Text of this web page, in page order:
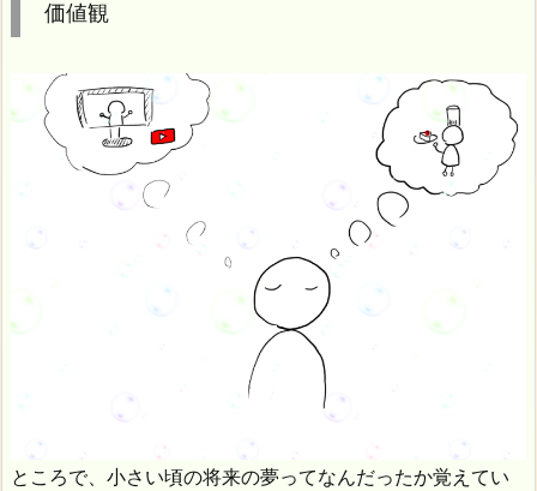
価値観
ところで、小さい頃の将来の夢ってなんだったか覚えてい